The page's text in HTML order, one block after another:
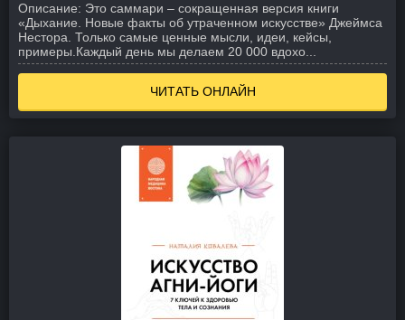
Описание: Это саммари – сокращенная версия книги
«Дыхание. Новые факты об утраченном искусстве» Джеймса
Нестора. Только самые ценные мысли, идеи, кейсы,
примеры. Каждый день мы делаем 20 000 вдохо...
ЧИТАТЬ ОНЛАЙН